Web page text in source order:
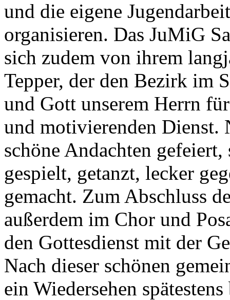
und die eigene
organisieren. Das JuMiG
sich zudem von ihrem
Tepper, der den Bezirk im
und Gott unserem Herrn
und motivierenden Dienst.
schöne Andachten
gespielt, getanzt, lecker
gemacht. Zum Abschluss
außerdem im Chor und
den Gottesdienst mit der
Nach dieser schönen
ein Wiedersehen